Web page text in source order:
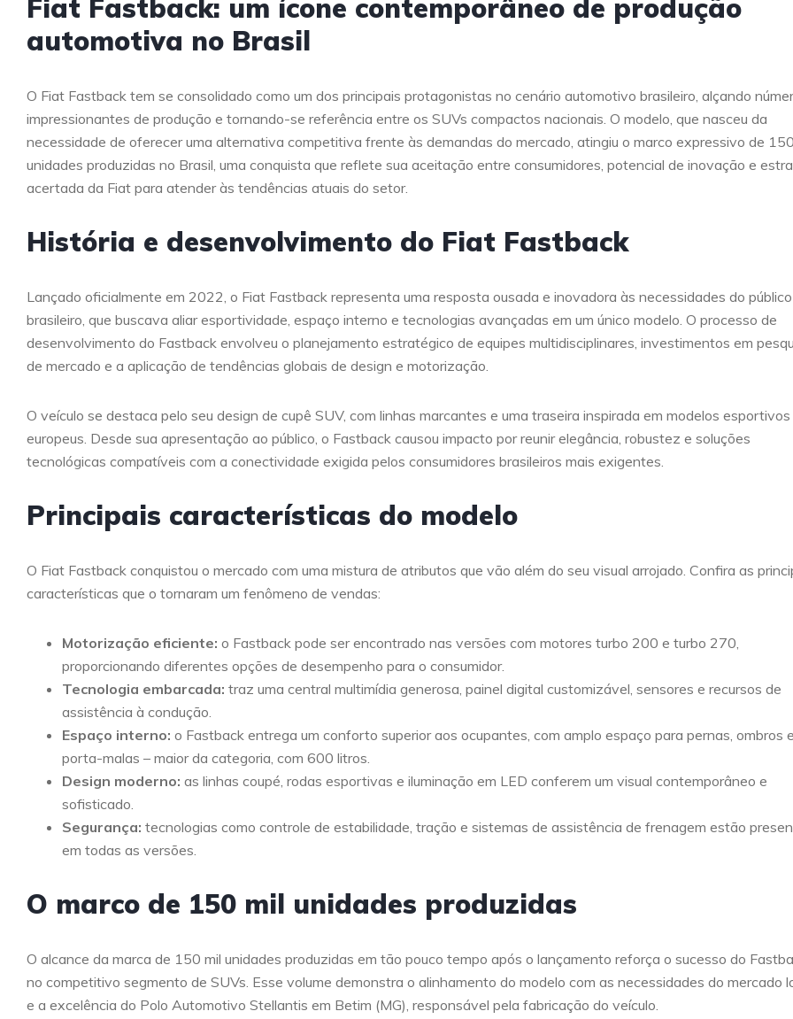
Fiat Fastback: um ícone contemporâneo de produção
automotiva no Brasil
O Fiat Fastback tem se consolidado como um dos principais protagonistas no cenário automotivo brasileiro, alçando
impressionantes de produção e tornando-se referência entre os SUVs compactos nacionais. O modelo, que nasceu da
necessidade de oferecer uma alternativa competitiva frente às demandas do mercado, atingiu o marco expressivo de
unidades produzidas no Brasil, uma conquista que reflete sua aceitação entre consumidores, potencial de inovação e
acertada da Fiat para atender às tendências atuais do setor.
História e desenvolvimento do Fiat Fastback
Lançado oficialmente em 2022, o Fiat Fastback representa uma resposta ousada e inovadora às necessidades do público
brasileiro, que buscava aliar esportividade, espaço interno e tecnologias avançadas em um único modelo. O processo de
desenvolvimento do Fastback envolveu o planejamento estratégico de equipes multidisciplinares, investimentos em
de mercado e a aplicação de tendências globais de design e motorização.
O veículo se destaca pelo seu design de cupê SUV, com linhas marcantes e uma traseira inspirada em modelos esportivos
europeus. Desde sua apresentação ao público, o Fastback causou impacto por reunir elegância, robustez e soluções
tecnológicas compatíveis com a conectividade exigida pelos consumidores brasileiros mais exigentes.
Principais características do modelo
O Fiat Fastback conquistou o mercado com uma mistura de atributos que vão além do seu visual arrojado. Confira as
características que o tornaram um fenômeno de vendas:
Motorização eficiente: o Fastback pode ser encontrado nas versões com motores turbo 200 e turbo 270,
proporcionando diferentes opções de desempenho para o consumidor.
Tecnologia embarcada: traz uma central multimídia generosa, painel digital customizável, sensores e recursos de
assistência à condução.
Espaço interno: o Fastback entrega um conforto superior aos ocupantes, com amplo espaço para pernas, ombros e
porta-malas – maior da categoria, com 600 litros.
Design moderno: as linhas coupé, rodas esportivas e iluminação em LED conferem um visual contemporâneo e
sofisticado.
Segurança: tecnologias como controle de estabilidade, tração e sistemas de assistência de frenagem estão
em todas as versões.
O marco de 150 mil unidades produzidas
O alcance da marca de 150 mil unidades produzidas em tão pouco tempo após o lançamento reforça o sucesso do
no competitivo segmento de SUVs. Esse volume demonstra o alinhamento do modelo com as necessidades do mercado
e a excelência do Polo Automotivo Stellantis em Betim (MG), responsável pela fabricação do veículo.